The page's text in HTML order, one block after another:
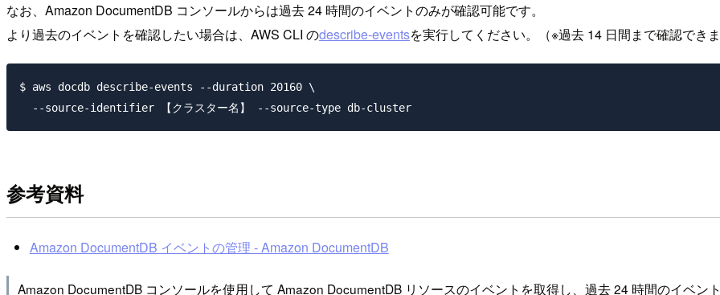
なお、Amazon DocumentDB コンソールからは過去 24 時間のイベントのみが確認可能です。
より過去のイベントを確認したい場合は、AWS CLI のdescribe-eventsを実行してください。（※過去 14 日間まで確認でき
$ aws docdb describe-events --duration 20160 \
参考資料
Amazon DocumentDB イベントの管理 - Amazon DocumentDB
Amazon DocumentDB コンソールを使用して Amazon DocumentDB リソースのイベントを取得し、過去 24 時間のイベン